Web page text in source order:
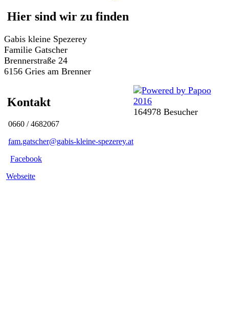
Hier sind wir zu finden
Gabis kleine Spezerey
Familie Gatscher
Brennerstraße 24
6156 Gries am Brenner
Kontakt
0660 / 4682067
fam.gatscher@gabis-kleine-spezerey.at
Facebook
Webseite
164978 Besucher